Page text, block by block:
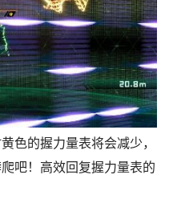
色的握力量表将会减少，
吧！高效回复握力量表的